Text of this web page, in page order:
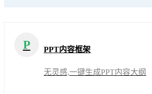
P PPT内容框架
无灵感,一键生成PPT内容大纲